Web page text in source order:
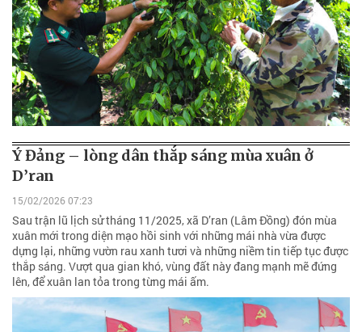
Ý Đảng – lòng dân thắp sáng mùa xuân ở
D’ran
15/02/2026 07:23
Sau trận lũ lịch sử tháng 11/2025, xã D’ran (Lâm Đồng) đón mùa
xuân mới trong diện mạo hồi sinh với những mái nhà vừa được
dựng lại, những vườn rau xanh tươi và những niềm tin tiếp tục được
thắp sáng. Vượt qua gian khó, vùng đất này đang mạnh mẽ đứng
lên, để xuân lan tỏa trong từng mái ấm.